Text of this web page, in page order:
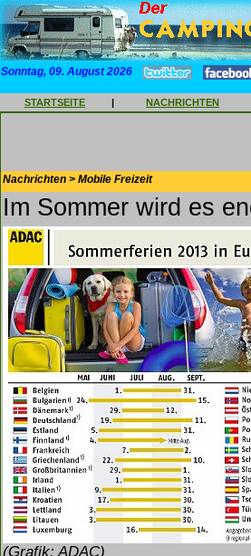
Sonntag, 09. August 2026
STARTSEITE | NACHRICHTEN
Nachrichten > Mobile Freizeit
Im Sommer wird es
(Grafik: ADAC)